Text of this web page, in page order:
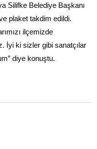
Silifke Belediye Başkanı
plaket takdim edildi.
ilçemizde
İyi ki sizler gibi sanatçılar
diye konuştu.